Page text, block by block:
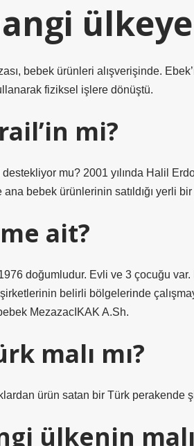
bebek ürünleri alışverişinde.
fiziksel işlere dönüştü.
mi?
destekliyor mu? 2001 yılında Halil
bebek ürünlerinin satıldığı yerli
ait?
doğumludur. Evli ve 3 çocuğu
belirli bölgelerinde
MezazacIKAK A.Sh.
malı mı?
ürün satan bir Türk perakende
ülkenin